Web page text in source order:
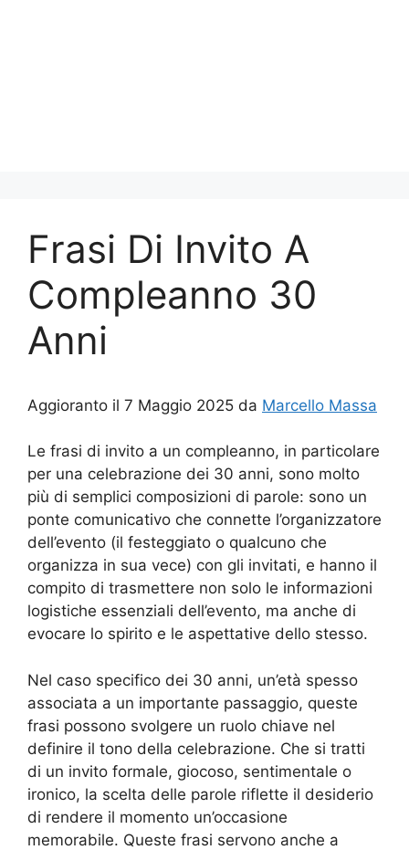
Frasi Di Invito A
Compleanno 30
Anni
Aggioranto il 7 Maggio 2025 da Marcello Massa
Le frasi di invito a un compleanno, in particolare
per una celebrazione dei 30 anni, sono molto
più di semplici composizioni di parole: sono un
ponte comunicativo che connette l’organizzatore
dell’evento (il festeggiato o qualcuno che
organizza in sua vece) con gli invitati, e hanno il
compito di trasmettere non solo le informazioni
logistiche essenziali dell’evento, ma anche di
evocare lo spirito e le aspettative dello stesso.
Nel caso specifico dei 30 anni, un’età spesso
associata a un importante passaggio, queste
frasi possono svolgere un ruolo chiave nel
definire il tono della celebrazione. Che si tratti
di un invito formale, giocoso, sentimentale o
ironico, la scelta delle parole riflette il desiderio
di rendere il momento un’occasione
memorabile. Queste frasi servono anche a